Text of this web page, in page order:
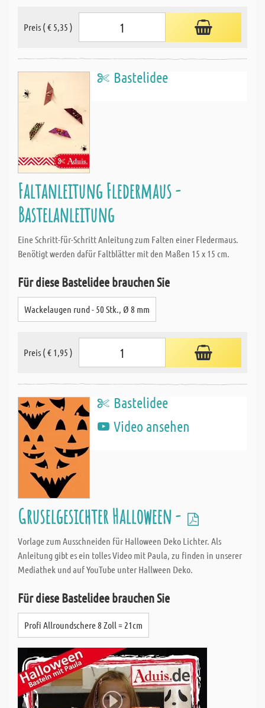
Preis ( € 5,35 )
Bastelidee
Faltanleitung Fledermaus -
Bastelanleitung
Eine Schritt-für-Schritt Anleitung zum Falten einer Fledermaus.
Benötigt werden dafür Faltblätter mit den Maßen 15 x 15 cm.
Für diese Bastelidee brauchen Sie
Wackelaugen rund - 50 Stk., Ø 8 mm
Preis ( € 1,95 )
Bastelidee
Video ansehen
Gruselgesichter Halloween -
Vorlage zum Ausschneiden für Halloween Deko Lichter. Als
Anleitung gibt es ein tolles Video mit Paula, zu finden in unserer
Mediathek und auf YouTube unter Hallween Deko.
Für diese Bastelidee brauchen Sie
Profi Allroundschere 8 Zoll = 21cm